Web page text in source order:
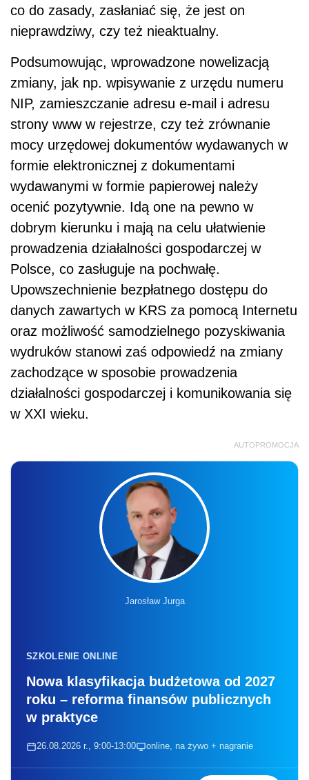
co do zasady, zasłaniać się, że jest on
nieprawdziwy, czy też nieaktualny.
Podsumowując, wprowadzone nowelizacją
zmiany, jak np. wpisywanie z urzędu numeru
NIP, zamieszczanie adresu e-mail i adresu
strony www w rejestrze, czy też zrównanie
mocy urzędowej dokumentów wydawanych w
formie elektronicznej z dokumentami
wydawanymi w formie papierowej należy
ocenić pozytywnie. Idą one na pewno w
dobrym kierunku i mają na celu ułatwienie
prowadzenia działalności gospodarczej w
Polsce, co zasługuje na pochwałę.
Upowszechnienie bezpłatnego dostępu do
danych zawartych w KRS za pomocą Internetu
oraz możliwość samodzielnego pozyskiwania
wydruków stanowi zaś odpowiedź na zmiany
zachodzące w sposobie prowadzenia
działalności gospodarczej i komunikowania się
w XXI wieku.
AUTOPROMOCJA
Jarosław Jurga
SZKOLENIE ONLINE
Nowa klasyfikacja budżetowa od 2027
roku – reforma finansów publicznych
w praktyce
26.08.2026 r., 9:00-13:00 online, na żywo + nagranie